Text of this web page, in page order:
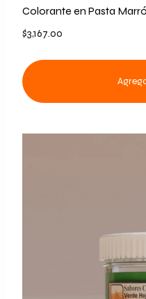
Colorante en Pasta
$3,167.00